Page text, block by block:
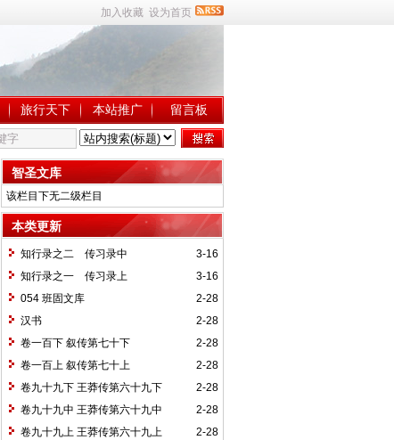
加入收藏 设为首页
旅行天下 本站推广 留言板
智圣文库
该栏目下无二级栏目
本类更新
3-16
知行录之二 传习录中
3-16
知行录之一 传习录上
2-28
054 班固文库
2-28
汉书
2-28
卷一百下 叙传第七十下
2-28
卷一百上 叙传第七十上
2-28
卷九十九下 王莽传第六十九下
2-28
卷九十九中 王莽传第六十九中
2-28
卷九十九上 王莽传第六十九上